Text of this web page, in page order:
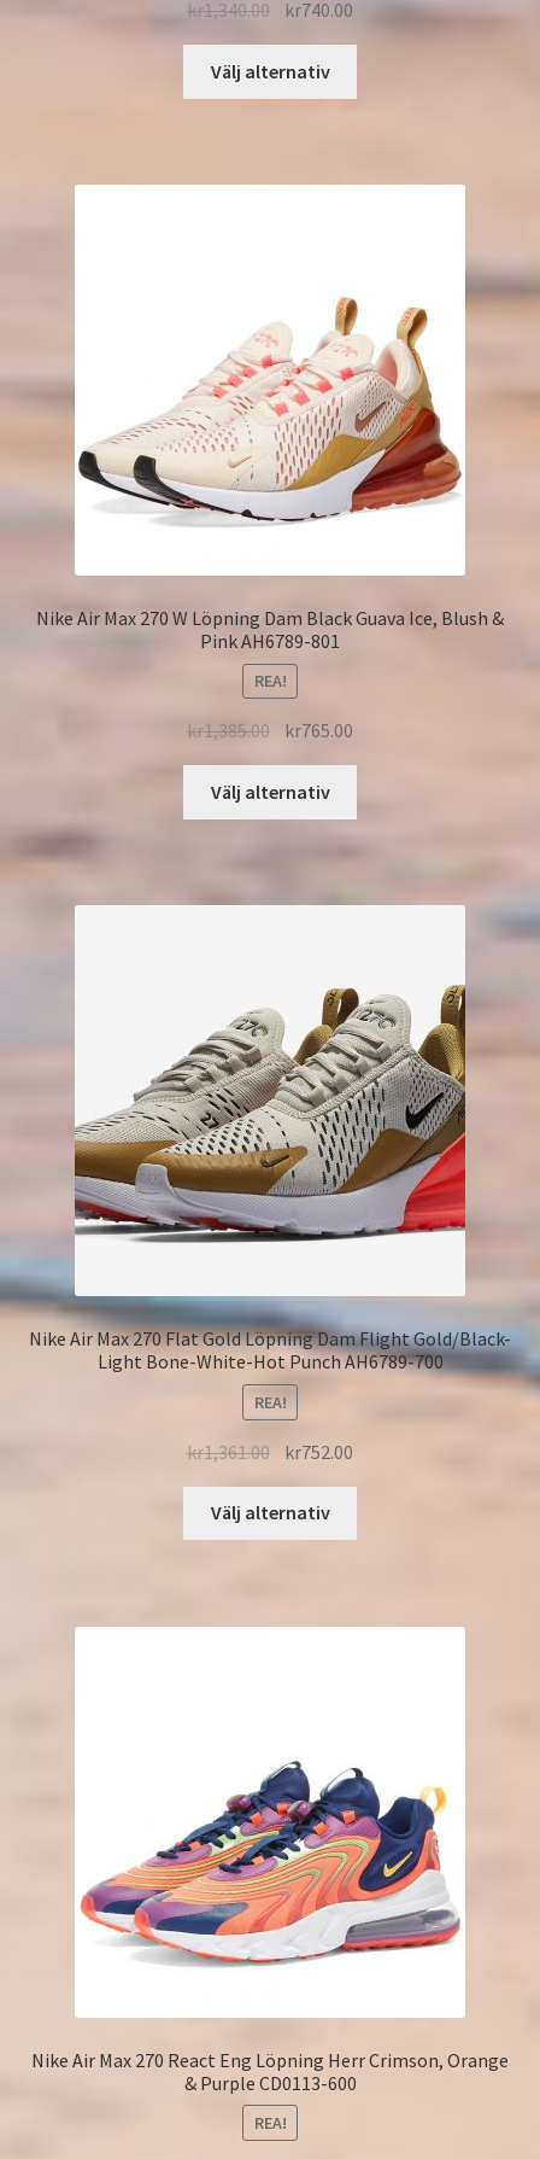
kr1,340.00 kr740.00
Välj alternativ
Nike Air Max 270 W Löpning Dam Black Guava Ice, Blush &
Pink AH6789-801
REA!
kr1,385.00 kr765.00
Välj alternativ
Nike Air Max 270 Flat Gold Löpning Dam Flight Gold/Black-
Light Bone-White-Hot Punch AH6789-700
REA!
kr1,361.00 kr752.00
Välj alternativ
Nike Air Max 270 React Eng Löpning Herr Crimson, Orange
& Purple CD0113-600
REA!